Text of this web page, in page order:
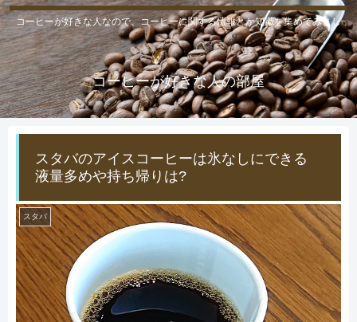
コーヒーが好きな人なので、コーヒーに関する情報とか知識を集めてみまし
た。
コーヒーが好きな人の部屋
スタバのアイスコーヒーは氷なしにできる
液量多めや持ち帰りは?
スタバ